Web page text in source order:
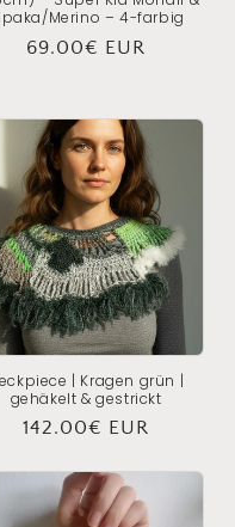
Merino – 4-farbig
Normaler
69.00€ EUR
| Kragen grün |
gehäkelt & gestrickt
Normaler
142.00€ EUR